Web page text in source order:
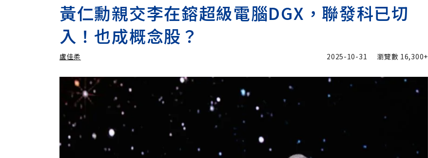
黃仁勳親交李在鎔超級電腦DGX，聯發科已切
入！也成概念股？
盧佳柔
盧佳柔 加入追蹤
2025-10-31 瀏覽數 16,300+